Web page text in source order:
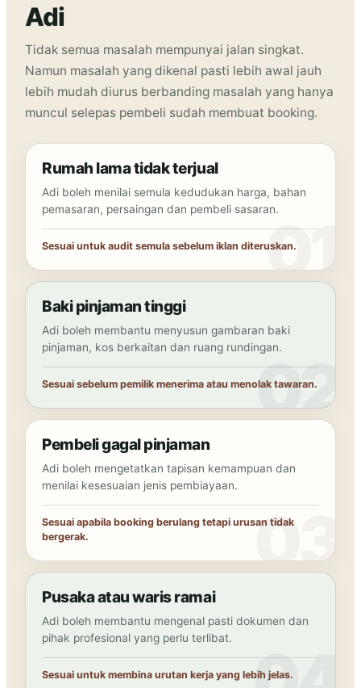
Adi
Tidak semua masalah mempunyai jalan singkat.
Namun masalah yang dikenal pasti lebih awal jauh
lebih mudah diurus berbanding masalah yang hanya
muncul selepas pembeli sudah membuat booking.
Rumah lama tidak terjual
Adi boleh menilai semula kedudukan harga, bahan
pemasaran, persaingan dan pembeli sasaran.
Sesuai untuk audit semula sebelum iklan diteruskan.
Baki pinjaman tinggi
Adi boleh membantu menyusun gambaran baki
pinjaman, kos berkaitan dan ruang rundingan.
Sesuai sebelum pemilik menerima atau menolak tawaran.
Pembeli gagal pinjaman
Adi boleh mengetatkan tapisan kemampuan dan
menilai kesesuaian jenis pembiayaan.
Sesuai apabila booking berulang tetapi urusan tidak
bergerak.
Pusaka atau waris ramai
Adi boleh membantu mengenal pasti dokumen dan
pihak profesional yang perlu terlibat.
Sesuai untuk membina urutan kerja yang lebih jelas.